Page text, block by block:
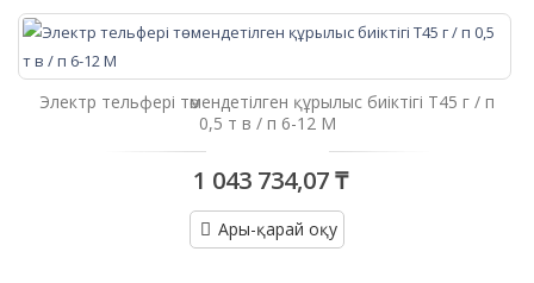
Электр тельфері төмендетілген құрылыс биіктігі Т45 г / п
0,5 т в / п 6-12 М
1 043 734,07 ₸
Ары-қарай оқу